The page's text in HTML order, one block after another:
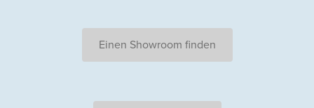
Einen Showroom finden